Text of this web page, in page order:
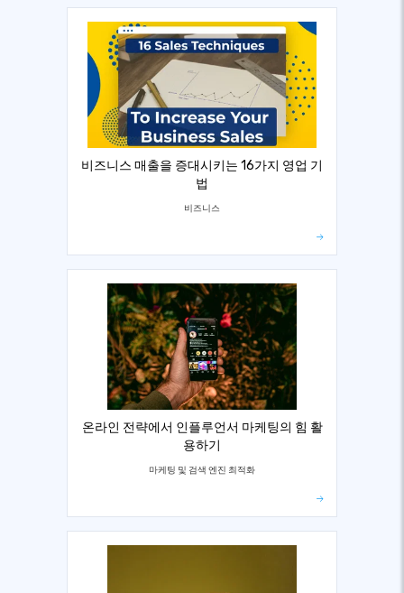
비즈니스 매출을 증대시키는 16가지 영업 기
법
비즈니스
온라인 전략에서 인플루언서 마케팅의 힘 활
용하기
마케팅 및 검색 엔진 최적화